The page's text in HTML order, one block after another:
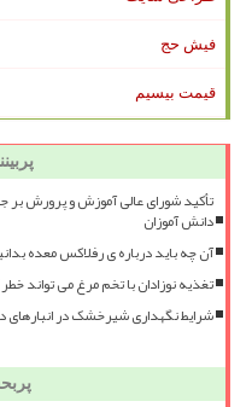
فیش حج
قیمت بیسیم
تأکید شورای عالی آموزش و پرورش
دانش آموزان
آن چه باید درباره ی رفلاکس معده
تغذیه نوزادان با تخم مرغ می تواند
شرایط نگهداری شیرخشک در انبارهای